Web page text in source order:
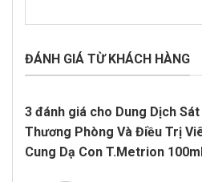
ĐÁNH GIÁ TỪ KHÁCH HÀNG
3 đánh giá cho Dung Dịch
Thương Phòng Và Điều Trị
Cung Dạ Con T.Metrion 100ml